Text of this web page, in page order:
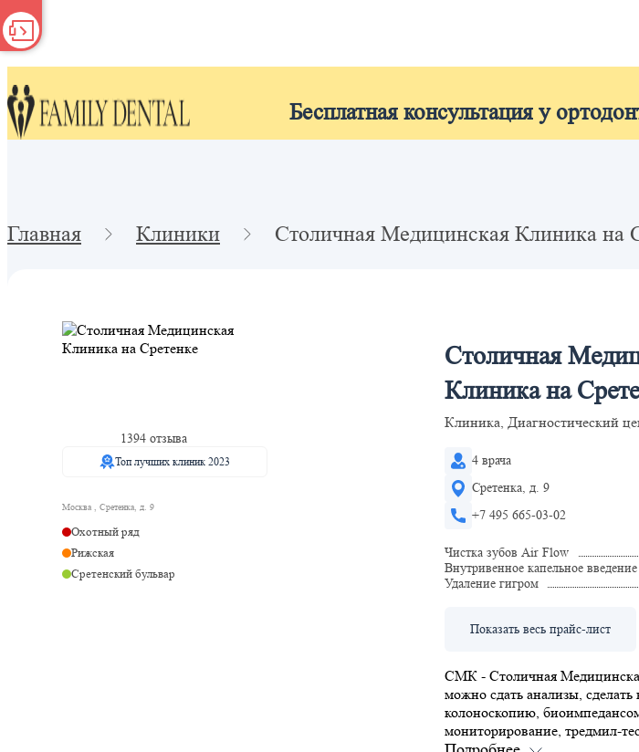
Бесплатная консультация у
Главная Клиники Столичная Медицинская Клиника на
1394 отзыва
Топ лучших клиник 2023
Москва , Сретенка, д. 9
Охотный ряд
Рижская
Сретенский бульвар
Столичная
Клиника на
Клиника, Диагностический
4 врача
Сретенка, д. 9
+7 495 665-03-02
Чистка зубов Air Flow
Внутривенное капельное введение
Удаление гигром
Показать весь прайс-лист
СМК - Столичная
можно сдать анализы,
колоноскопию,
мониторирование, тредмил-